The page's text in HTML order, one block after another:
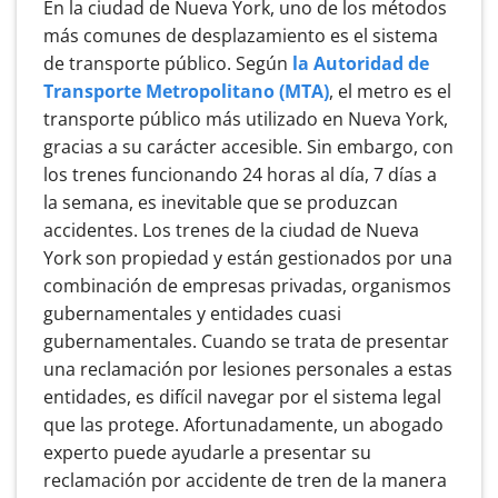
En la ciudad de Nueva York, uno de los métodos
más comunes de desplazamiento es el sistema
de transporte público. Según la Autoridad de
Transporte Metropolitano (MTA), el metro es el
transporte público más utilizado en Nueva York,
gracias a su carácter accesible. Sin embargo, con
los trenes funcionando 24 horas al día, 7 días a
la semana, es inevitable que se produzcan
accidentes. Los trenes de la ciudad de Nueva
York son propiedad y están gestionados por una
combinación de empresas privadas, organismos
gubernamentales y entidades cuasi
gubernamentales. Cuando se trata de presentar
una reclamación por lesiones personales a estas
entidades, es difícil navegar por el sistema legal
que las protege. Afortunadamente, un abogado
experto puede ayudarle a presentar su
reclamación por accidente de tren de la manera